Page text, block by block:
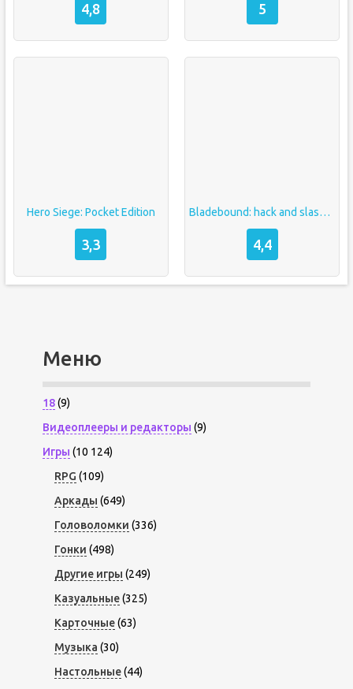
4,8 5
Hero Siege: Pocket Edition
3,3
Bladebound: hack and slash RPG
4,4
Меню
18(9)
Видеоплееры и редакторы (9)
Игры (10 124)
RPG (109)
Аркады (649)
Головоломки (336)
Гонки (498)
Другие игры (249)
Казуальные(325)
Карточные(63)
Музыка (30)
Настольные(44)